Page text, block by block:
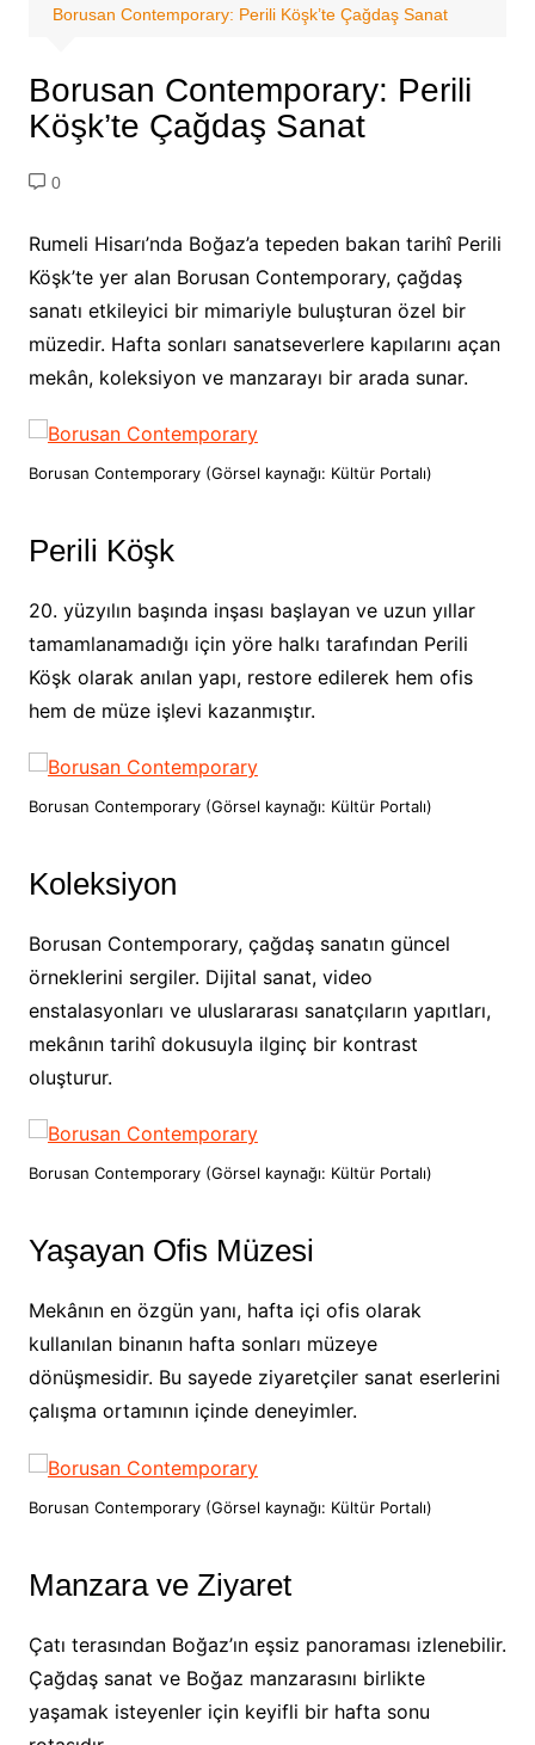
Borusan Contemporary: Perili Köşk’te Çağdaş Sanat
Borusan Contemporary: Perili
Köşk’te Çağdaş Sanat
0
Rumeli Hisarı’nda Boğaz’a tepeden bakan tarihî Perili
Köşk’te yer alan Borusan Contemporary, çağdaş
sanatı etkileyici bir mimariyle buluşturan özel bir
müzedir. Hafta sonları sanatseverlere kapılarını açan
mekân, koleksiyon ve manzarayı bir arada sunar.
Borusan Contemporary (Görsel kaynağı: Kültür Portalı)
Perili Köşk
20. yüzyılın başında inşası başlayan ve uzun yıllar
tamamlanamadığı için yöre halkı tarafından Perili
Köşk olarak anılan yapı, restore edilerek hem ofis
hem de müze işlevi kazanmıştır.
Borusan Contemporary (Görsel kaynağı: Kültür Portalı)
Koleksiyon
Borusan Contemporary, çağdaş sanatın güncel
örneklerini sergiler. Dijital sanat, video
enstalasyonları ve uluslararası sanatçıların yapıtları,
mekânın tarihî dokusuyla ilginç bir kontrast
oluşturur.
Borusan Contemporary (Görsel kaynağı: Kültür Portalı)
Yaşayan Ofis Müzesi
Mekânın en özgün yanı, hafta içi ofis olarak
kullanılan binanın hafta sonları müzeye
dönüşmesidir. Bu sayede ziyaretçiler sanat eserlerini
çalışma ortamının içinde deneyimler.
Borusan Contemporary (Görsel kaynağı: Kültür Portalı)
Manzara ve Ziyaret
Çatı terasından Boğaz’ın eşsiz panoraması izlenebilir.
Çağdaş sanat ve Boğaz manzarasını birlikte
yaşamak isteyenler için keyifli bir hafta sonu